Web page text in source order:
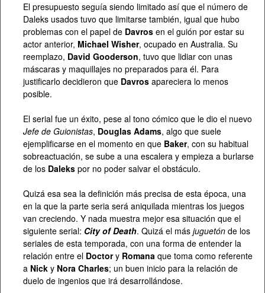
El presupuesto seguía siendo limitado así que el número de
Daleks usados tuvo que limitarse también, igual que hubo
problemas con el papel de Davros en el guión por estar su
actor anterior, Michael Wisher, ocupado en Australia. Su
reemplazo, David Gooderson, tuvo que lidiar con unas
máscaras y maquillajes no preparados para él. Para
justificarlo decidieron que Davros apareciera lo menos
posible.
El serial fue un éxito, pese al tono cómico que le dio el nuevo
Jefe de Guionistas, Douglas Adams, algo que suele
ejemplificarse en el momento en que Baker, con su habitual
sobreactuación, se sube a una escalera y empieza a burlarse
de los Daleks por no poder salvar el obstáculo.
Quizá esa sea la definición más precisa de esta época, una
en la que la parte seria será aniquilada mientras los juegos
van creciendo. Y nada muestra mejor esa situación que el
siguiente serial: City of Death. Quizá el más juguetón de los
seriales de esta temporada, con una forma de entender la
relación entre el Doctory Romana que toma como referente
a Nick y Nora Charles; un buen inicio para la relación de
duelo de ingenios que irá desarrollándose.